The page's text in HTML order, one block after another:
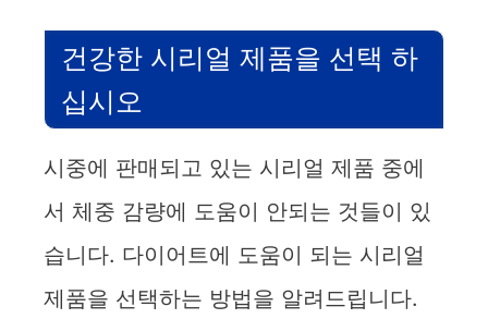
건강한 시리얼 제품을 선택 하
십시오
시중에 판매되고 있는 시리얼 제품 중에
서 체중 감량에 도움이 안되는 것들이 있
습니다. 다이어트에 도움이 되는 시리얼
제품을 선택하는 방법을 알려드립니다.